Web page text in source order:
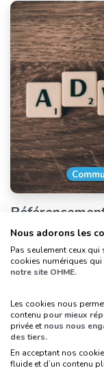
comment ça
Nous adorons les
Pas seulement ceux
cookies numériques
notre site OHME.
Les cookies nous
contenu pour mieux
privée et nous nous
des tiers.
En acceptant nos
fluide et d’un contenu